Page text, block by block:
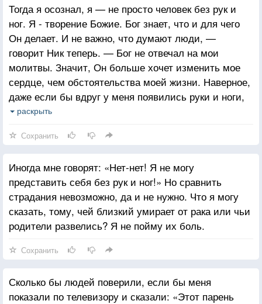
Тогда я осознал, я — не просто человек без рук и
ног. Я - творение Божие. Бог знает, что и для чего
Он делает. И не важно, что думают люди, —
говорит Ник теперь. — Бог не отвечал на мои
молитвы. Значит, Он больше хочет изменить мое
сердце, чем обстоятельства моей жизни. Наверное,
даже если бы вдруг у меня появились руки и ноги,
это не успокоило бы меня так. Руки и ноги сами по
раскрыть
Сохранить
Иногда мне говорят: «Нет-нет! Я не могу
представить себя без рук и ног!» Но сравнить
страдания невозможно, да и не нужно. Что я могу
сказать, тому, чей близкий умирает от рака или чьи
родители развелись? Я не пойму их боль.
Сохранить
Сколько бы людей поверили, если бы меня
показали по телевизору и сказали: «Этот парень